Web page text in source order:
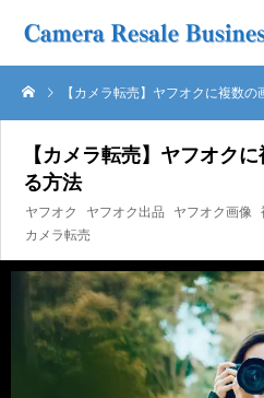
【カメラ転売】ヤフオクに複数
【カメラ転売】ヤフオク
る方法
ヤフオク ヤフオク出品 ヤフオク画像
カメラ転売